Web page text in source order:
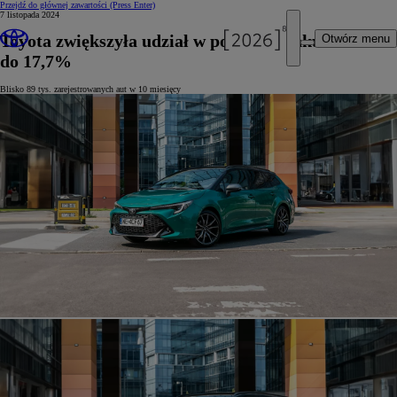
Przejdź do głównej zawartości (Press Enter)
Otwórz menu
7 listopada 2024
Toyota zwiększyła udział w polskim rynku
do 17,7%
Blisko 89 tys. zarejestrowanych aut w 10 miesięcy